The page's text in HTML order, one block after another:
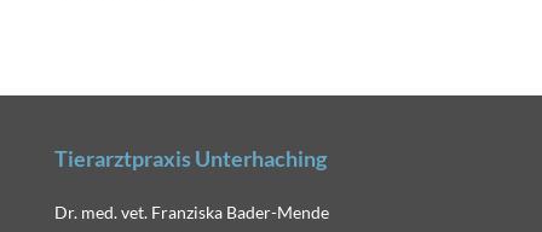
Tierarztpraxis Unterhaching
Dr. med. vet. Franziska Bader-Mende